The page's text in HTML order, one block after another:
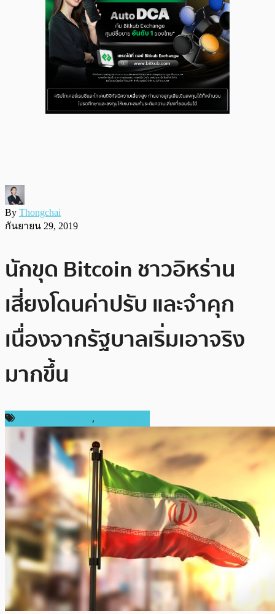
By Thongchai
กันยายน 29, 2019
นักขุด Bitcoin ชาวอิหร่าน
เสี่ยงโดนค่าปรับ และจำคุก
เนื่องจากรัฐบาลเริ่มเอาจริง
มากขึ้น
,